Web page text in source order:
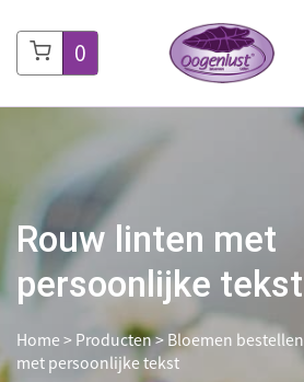
0
Rouw linten met
persoonlijke tekst
Home> Producten>Bloemen bestellen
met persoonlijke tekst